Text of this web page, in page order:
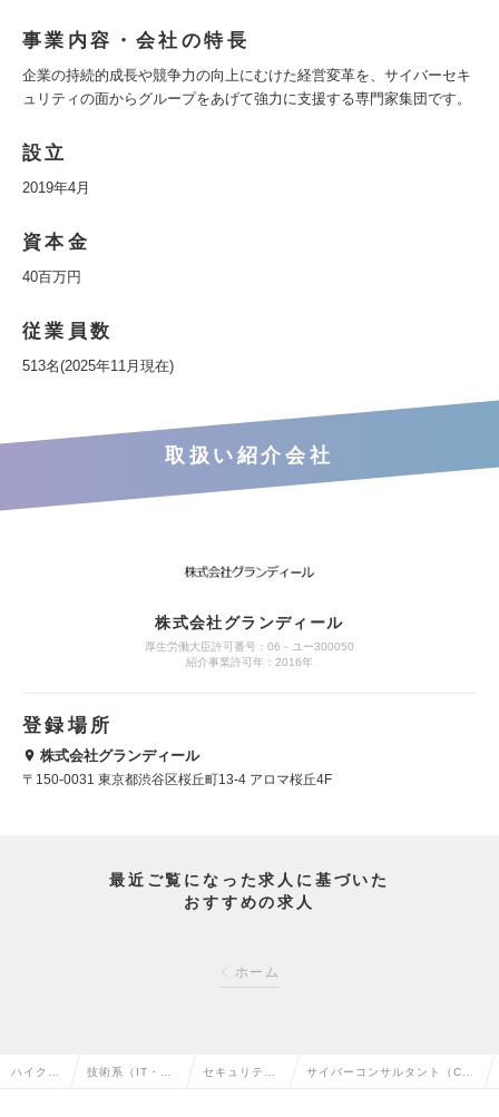
事業内容・会社の特長
企業の持続的成長や競争力の向上にむけた経営変革を、サイバーセキ
ュリティの面からグループをあげて強力に支援する専門家集団です。
設立
2019年4月
資本金
40百万円
従業員数
513名(2025年11月現在)
取扱い紹介会社
株式会社グランディール
厚生労働大臣許可番号：06－ユー300050
紹介事業許可年：2016年
登録場所
株式会社グランディール
〒150-0031 東京都渋谷区桜丘町13-4 アロマ桜丘4F
最近ご覧になった求人に基づいた
おすすめの求人
ホーム
ハイクラ 技術系（IT・We セキュリティ サイバーコンサルタント（CSI